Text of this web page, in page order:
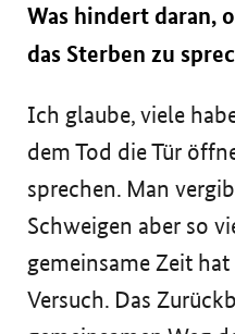
Was hindert daran,
das Sterben zu
Ich glaube, viele
dem Tod die Tür
sprechen. Man
Schweigen aber so
gemeinsame Zeit
Versuch. Das